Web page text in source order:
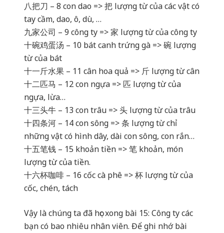
八把刀 – 8 con dao => 把 lượng từ của các vật có
tay cầm, dao, ô, dù, …
九家公司 – 9 công ty => 家 lượng từ của công ty
十碗鸡蛋汤 – 10 bát canh trứng gà => 碗 lượng
từ của bát
十一斤水果 – 11 cân hoa quả => 斤 lượng từ cân
十二匹马 – 12 con ngựa => 匹 lượng từ của
ngựa, lừa…
十三头牛 – 13 con trâu => 头 lượng từ của trâu
十四条河 – 14 con sông => 条 lượng từ chỉ
những vật có hình dây, dài con sông, con rắn…
十五笔钱 – 15 khoản tiền => 笔 khoản, món
lượng từ của tiền.
十六杯咖啡 – 16 cốc cà phê => 杯 lượng từ của
cốc, chén, tách
Vậy là chúng ta đã học xong bài 15: Công ty các
bạn có bao nhiêu nhân viên. Để ghi nhớ bài